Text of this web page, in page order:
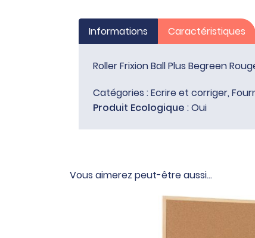
Informations Caractéristiques
Roller Frixion Ball Plus Begreen
Catégories :Ecrire et corriger,
Produit Ecologique : Oui
Vous aimerez peut-être aussi…